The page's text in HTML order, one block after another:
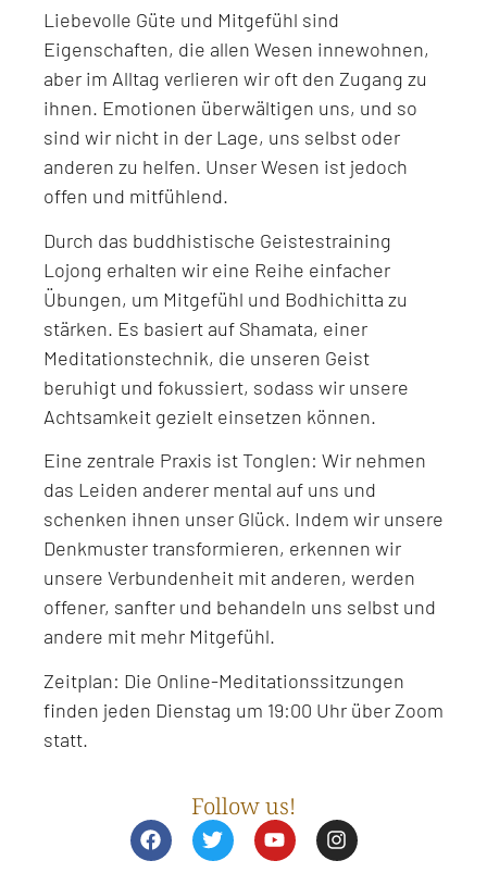
Liebevolle Güte und Mitgefühl sind
Eigenschaften, die allen Wesen innewohnen,
aber im Alltag verlieren wir oft den Zugang zu
ihnen. Emotionen überwältigen uns, und so
sind wir nicht in der Lage, uns selbst oder
anderen zu helfen. Unser Wesen ist jedoch
offen und mitfühlend.
Durch das buddhistische Geistestraining
Lojong erhalten wir eine Reihe einfacher
Übungen, um Mitgefühl und Bodhichitta zu
stärken. Es basiert auf Shamata, einer
Meditationstechnik, die unseren Geist
beruhigt und fokussiert, sodass wir unsere
Achtsamkeit gezielt einsetzen können.
Eine zentrale Praxis ist Tonglen: Wir nehmen
das Leiden anderer mental auf uns und
schenken ihnen unser Glück. Indem wir unsere
Denkmuster transformieren, erkennen wir
unsere Verbundenheit mit anderen, werden
offener, sanfter und behandeln uns selbst und
andere mit mehr Mitgefühl.
Zeitplan: Die Online-Meditationssitzungen
finden jeden Dienstag um 19:00 Uhr über Zoom
statt.
Follow us!
F
a
T
w
Y
o
I
n